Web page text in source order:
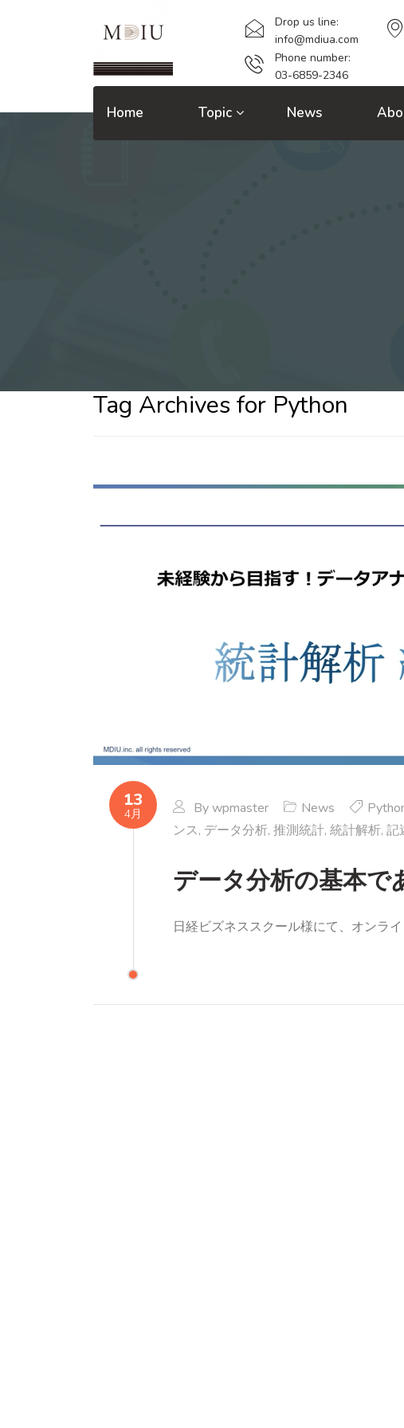
Drop us line:
info@mdiua.com
Phone number:
03-6859-2346
Home Topic News
Tag Archives for Python
13
4月 Bywpmaster News
ンス, データ分析, 推測統計, 統計解析, 記
データ分析の基本で
日経ビズネススクール様にて、オンラ